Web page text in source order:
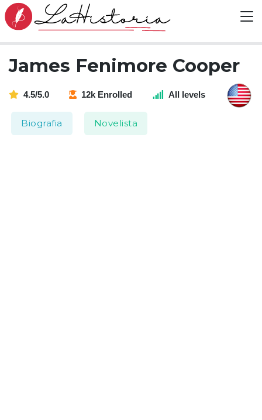
James Fenimore Cooper
4.5/5.0 12k Enrolled All levels
Biografia Novelista